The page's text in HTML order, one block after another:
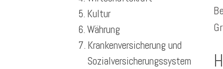
Kultur
Währung
Krankenversicherung und
Sozialversicherungssystem